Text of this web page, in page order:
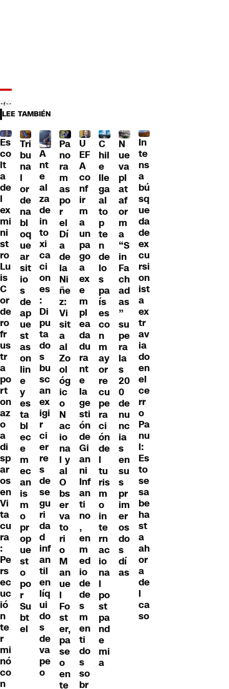
LEE TAMBIÉN
Es
co
lt
a
de
l
ex
mi
ni
st
ro
Lu
is
C
or
de
ro
fr
us
tr
a
po
rt
on
az
o
a
di
sp
ar
os
en
Vi
ta
cu
ra
:
Pe
rs
ec
uc
ió
n
te
r
mi
nó
co
n
Tri
bu
na
l
or
de
na
bl
oq
ue
ar
sit
io
s
de
ap
ue
st
as
on
lin
e
y
es
ta
bl
ec
e
m
ec
an
is
m
o
pr
op
ue
st
o
po
r
Su
bt
el
A
nt
e
al
za
de
in
to
xi
ca
ci
on
es
:
Di
pu
ta
do
s
bu
sc
an
ex
igi
r
ci
er
re
s
de
se
gu
ri
da
d
inf
an
til
en
líq
ui
do
s
de
va
pe
o
Pa
no
ra
m
as
po
r
el
Dí
a
de
la
Ni
ñe
z:
Vi
sit
a
al
Zo
ol
óg
ic
o
N
ac
io
na
l y
al
O
bs
er
va
to
ri
o
M
an
ue
l
Fo
st
er,
pa
se
o
en
te
U
EF
A
co
nf
ir
m
a
un
pa
go
a
ex
e
m
pl
ea
da
du
ra
nt
e
la
ge
sti
ón
de
Gi
an
ni
Inf
an
ti
no
,
en
m
ed
io
de
de
s
m
en
ti
do
s
so
br
C
hil
e
lle
ga
al
to
p
te
n
de
lo
s
pa
ís
es
co
n
m
ay
or
re
cu
pe
ra
ci
ón
de
l
tu
ris
m
o
in
te
rn
ac
io
na
l
po
st
pa
nd
e
mi
a
N
ue
va
pl
at
af
or
m
a
“S
in
Fa
ch
ad
as
”
su
pe
ra
la
s
20
0
de
nu
nc
ia
s
en
su
s
pr
im
er
os
do
s
dí
as
In
te
ns
a
bú
sq
ue
da
de
ex
cu
rsi
on
ist
a
ex
tr
av
ia
do
en
el
ce
rr
o
Pa
nu
l:
Es
to
se
sa
be
ha
st
a
ah
or
a
de
l
ca
so